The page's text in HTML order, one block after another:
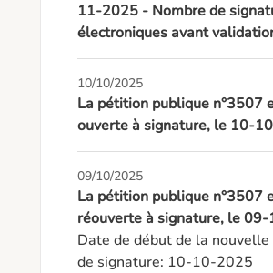
11-2025 - Nombre de
électroniques avant
10/10/2025
La pétition publique n°3507
ouverte à signature, le 10-
09/10/2025
La pétition publique n°3507
réouverte à signature, le
Date de début de la nouvelle
de signature: 10-10-2025